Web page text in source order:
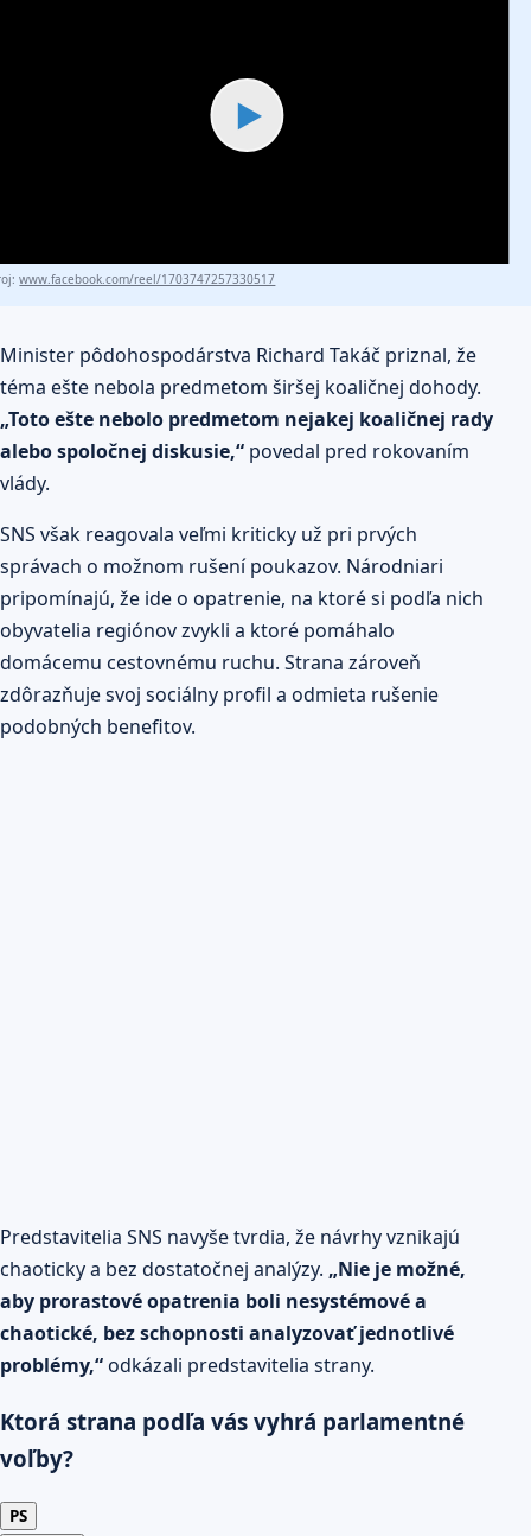
▶
www.facebook.com/reel/1703747257330517
Minister pôdohospodárstva Richard Takáč priznal, že
téma ešte nebola predmetom širšej koaličnej dohody.
„Toto ešte nebolo predmetom nejakej koaličnej rady
alebo spoločnej diskusie,“ povedal pred rokovaním
vlády.
SNS však reagovala veľmi kriticky už pri prvých
správach o možnom rušení poukazov. Národniari
pripomínajú, že ide o opatrenie, na ktoré si podľa nich
obyvatelia regiónov zvykli a ktoré pomáhalo
domácemu cestovnému ruchu. Strana zároveň
zdôrazňuje svoj sociálny profil a odmieta rušenie
podobných benefitov.
Predstavitelia SNS navyše tvrdia, že návrhy vznikajú
chaoticky a bez dostatočnej analýzy. „Nie je možné,
aby prorastové opatrenia boli nesystémové a
chaotické, bez schopnosti analyzovať jednotlivé
problémy,“odkázali predstavitelia strany.
Ktorá strana podľa vás vyhrá parlamentné
voľby?
PS